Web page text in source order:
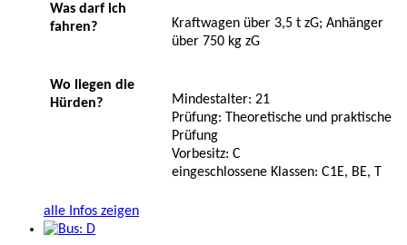
Was darf ich
fahren?
Kraftwagen über 3,5 t zG; Anhänger
über 750 kg zG
Wo liegen die
Hürden?
Mindestalter: 21
Prüfung: Theoretische und praktische
Prüfung
Vorbesitz: C
eingeschlossene Klassen: C1E, BE, T
alle Infos zeigen